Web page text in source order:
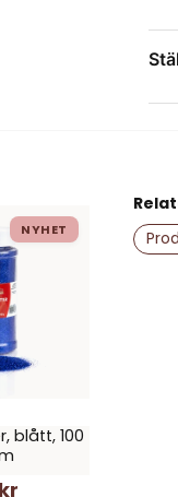
blått, 100
NYHET